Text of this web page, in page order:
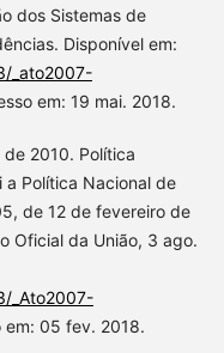
dos Sistemas de
Disponível em:
_ato2007-
em: 19 mai. 2018.
2010. Política
a Política Nacional de
de 12 de fevereiro de
Oficial da União, 3 ago.
_Ato2007-
em: 05 fev. 2018.